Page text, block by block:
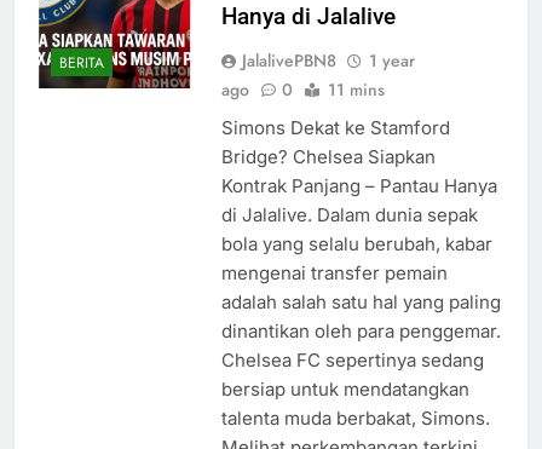
BERITA
Hanya di Jalalive
JalalivePBN8
1 year
ago
0 11 mins
Simons Dekat ke Stamford
Bridge? Chelsea Siapkan
Kontrak Panjang – Pantau Hanya
di Jalalive. Dalam dunia sepak
bola yang selalu berubah, kabar
mengenai transfer pemain
adalah salah satu hal yang paling
dinantikan oleh para penggemar.
Chelsea FC sepertinya sedang
bersiap untuk mendatangkan
talenta muda berbakat, Simons.